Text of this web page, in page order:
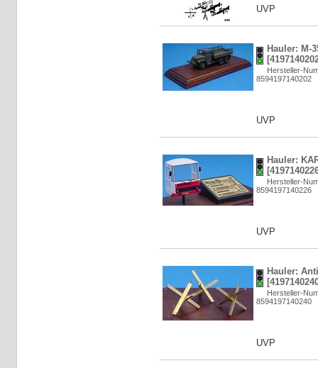
UVP
Hauler: M-
Hersteller-
8594197140202
UVP
Hauler:
Hersteller-
8594197140226
UVP
Hauler:
Hersteller-
8594197140240
UVP